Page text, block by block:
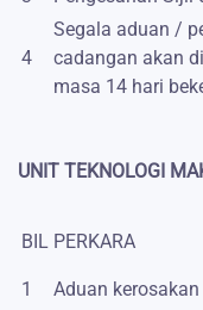
4
Segala aduan /
cadangan akan
masa 14 hari
UNIT TEKNOLOGI
BIL PERKARA
1
Aduan